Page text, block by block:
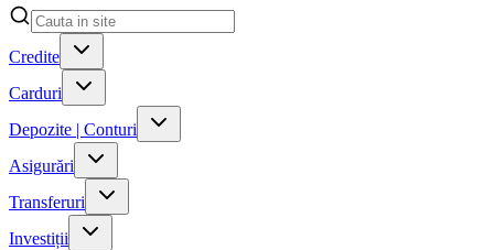
Credite
Carduri
Depozite | Conturi
Asigurări
Transferuri
Investiții